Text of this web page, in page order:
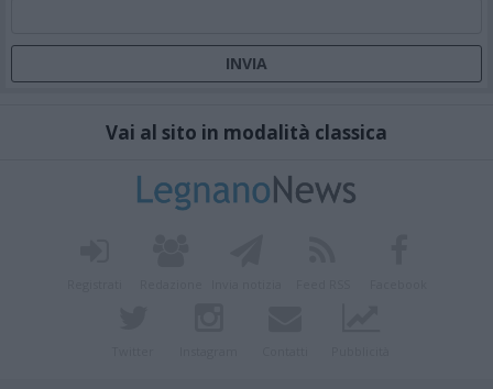
Vai al sito in modalità classica